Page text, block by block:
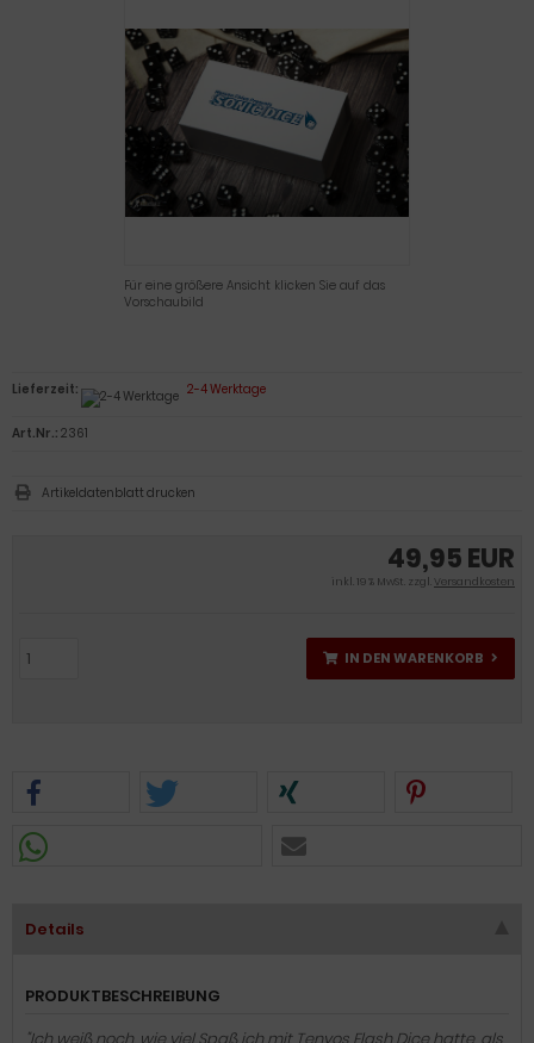
Für eine größere Ansicht klicken Sie auf das
Vorschaubild
49,95 EUR
inkl. 19 % MwSt. zzgl.Versandkosten
IN DEN WARENKORB
Lieferzeit: 2-4 Werktage
Art.Nr.: 2361
Artikeldatenblatt drucken
Details
PRODUKTBESCHREIBUNG